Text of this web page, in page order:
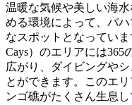
温暖な気候や美しい海
める環境によって、バ
なスポットとなってい
Cays）のエリアには365
広がり、ダイビングや
とができます。このエ
ンゴ礁がたくさん生息